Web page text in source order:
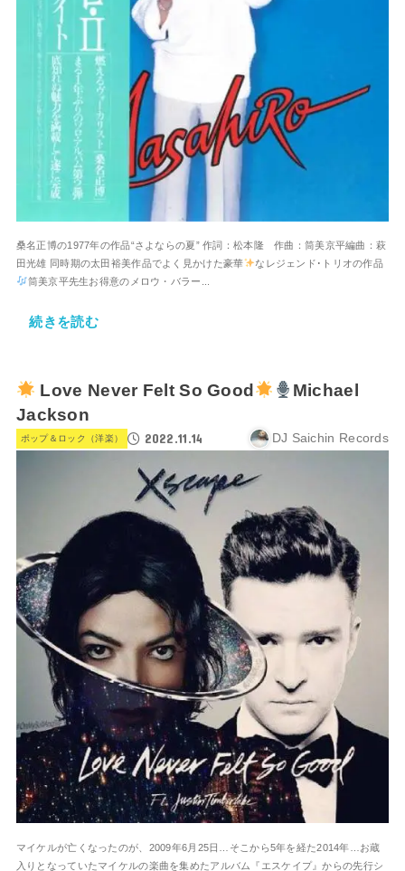
桑名正博の1977年の作品“さよならの夏” 作詞：松本隆 作曲：筒美京平編曲：萩
田光雄 同時期の太田裕美作品でよく見かけた豪華
なレジェンド･トリオの作品
筒美京平先生お得意のメロウ・バラー...
続きを読む
Love Never Felt So Good
Michael
Jackson
ポップ＆ロック（洋楽） 2022.11.14 DJ Saichin Records
マイケルが亡くなったのが、2009年6月25日…そこから5年を経た2014年…お蔵
入りとなっていたマイケルの楽曲を集めたアルバム『エスケイプ』からの先行シ